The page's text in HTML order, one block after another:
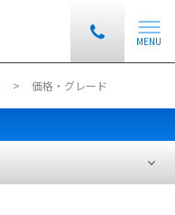
MENU
価格・グレード